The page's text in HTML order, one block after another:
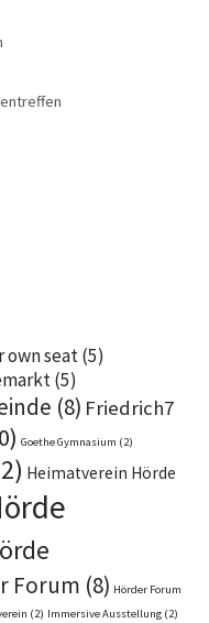
own seat(5)
(5)
(8) Friedrich7
Goethe Gymnasium (2)
Heimatverein Hörde
Forum (8) Hörder Forum
(2) Immersive Ausstellung (2)